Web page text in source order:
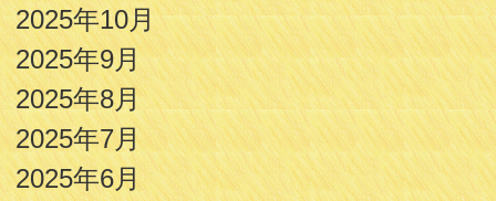
2025年10月
2025年9月
2025年8月
2025年7月
2025年6月